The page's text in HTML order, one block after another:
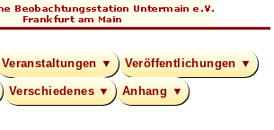
Veranstaltungen ▼ Veröffentlichungen ▼
Verschiedenes ▼ Anhang ▼